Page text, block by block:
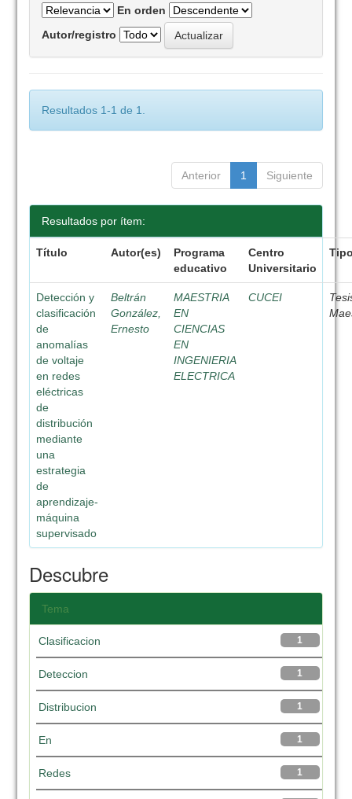
En orden
Autor/registro
Resultados 1-1 de 1.
Anterior 1 Siguiente
Resultados por ítem:
Título Autor(es)
Programa
educativo
Centro
Universitario
Detección y
clasificación
de
anomalías
de voltaje
en redes
eléctricas
de
distribución
mediante
una
estrategia
de
aprendizaje-
máquina
supervisado
Beltrán
González,
Ernesto
MAESTRIA
EN
CIENCIAS
EN
INGENIERIA
ELECTRICA
CUCEI
Descubre
Tema
1
Clasificacion
1
Deteccion
1
Distribucion
1
En
1
Redes